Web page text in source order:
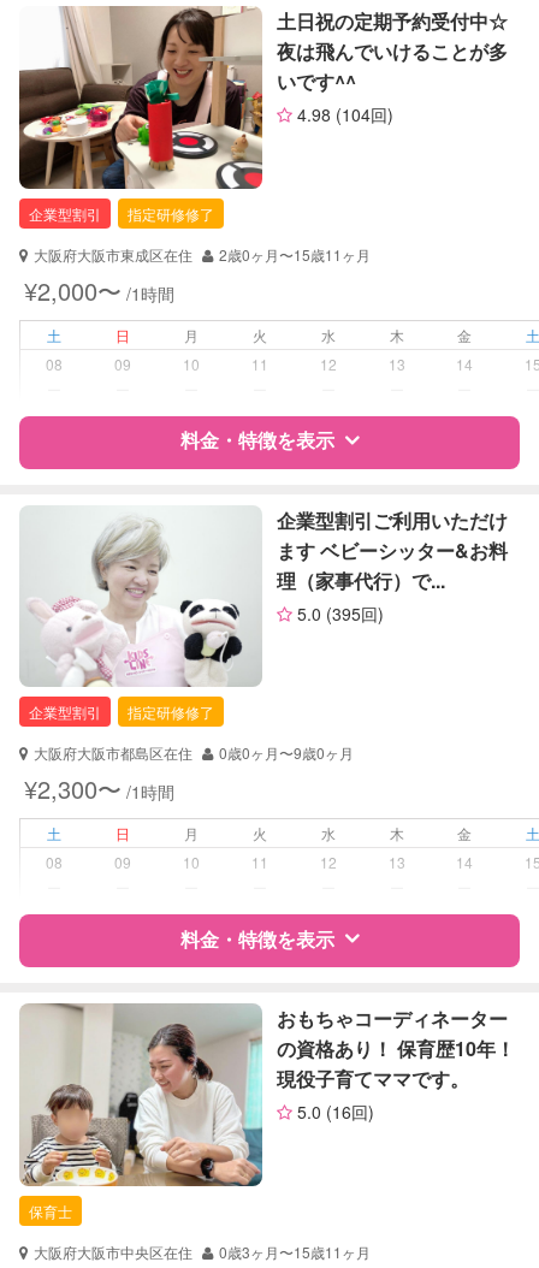
絵・工作レッスン
定期予約 お引き受けしていません
お子様の撮影
（定期特典）
対応不可
特徴 料金 レビュー
サポートの特徴
資格
企業型割引対象(旧内閣府補助対象)
自治体届出済ベビーシッター
保育士
幼稚園教諭
夜間対応
お泊まり保育
病児対応 病児、病後児、ともに不可
障がい児対応 対応可否は個別に相談
音楽レッスン
定期予約 お引き受けしていません
お子様の撮影
（定期特典）
対応不可
土日祝の定期予約受付中☆
夜は飛んでいけることが多
いです^^
4.98 (104回)
企業型割引
指定研修修了
大阪府大阪市東成区在住
2歳0ヶ月〜15歳11ヶ月
¥2,000〜 /1時間
土 日 月 火 水 木 金
08
09 10 11 12 13 14
料金・特徴を表示
特徴 料金 レビュー
サポートの特徴
資格
企業型割引対象(旧内閣府補助対象)
自治体届出済ベビーシッター
全国保育サービス協会(ACSA)認定ベ
ビーシッター
夜間対応
お泊まり保育
病児、病後児、ともに不可
なし
定期予約 可能
お子様の撮影
（定期特典）
対応可能
企業型割引ご利用いただけ
ます ベビーシッター&お料
理（家事代行）で...
5.0 (395回)
企業型割引
指定研修修了
大阪府大阪市都島区在住
0歳0ヶ月〜9歳0ヶ月
¥2,300〜 /1時間
土 日 月 火 水 木 金
08
09 10 11 12 13 14
料金・特徴を表示
特徴 料金 レビュー
サポートの特徴
資格
企業型割引対象(旧内閣府補助対象)
自治体届出済ベビーシッター
幼稚園教諭
ドゥーラ協会認定産後ドゥーラ
おもちゃコーディネーター
の資格あり！ 保育歴10年！
現役子育てママです。
5.0 (16回)
保育士
大阪府大阪市中央区在住
0歳3ヶ月〜15歳11ヶ月